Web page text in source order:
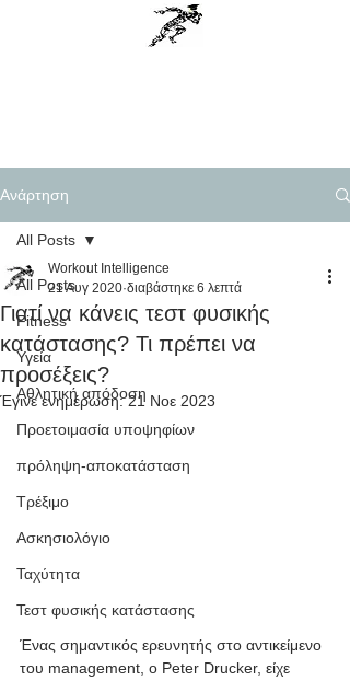
Ανάρτηση
All Posts
Fitness
Υγεία
Αθλητική απόδοση
Προετοιμασία υποψηφίων
πρόληψη-αποκατάσταση
Τρέξιμο
Ασκησιολόγιο
Ταχύτητα
Τεστ φυσικής κατάστασης
All Posts
Γιατί να κάνεις τεστ φυσικής
κατάστασης? Τι πρέπει να
προσέξεις?
Workout Intelligence
21 Αυγ 2020 διαβάστηκε 6 λεπτά
Έγινε ενημέρωση:21 Νοε 2023
Ένας σημαντικός ερευνητής στο αντικείμενο
του management, ο Peter Drucker, είχε